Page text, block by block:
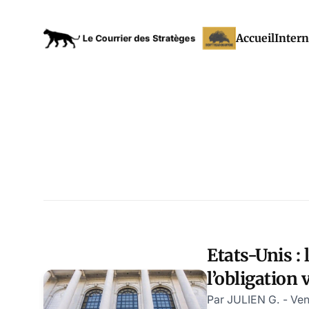
Accueil
Etats-Unis :
l’obligation
maintenue
Par JULIEN G. -